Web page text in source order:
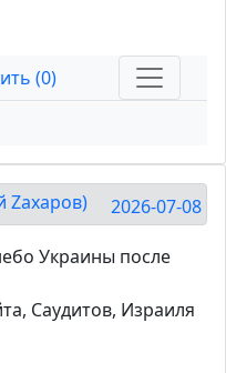
(0)
Zахаров) 2026-07-08
Украины после
Саудитов, Израиля